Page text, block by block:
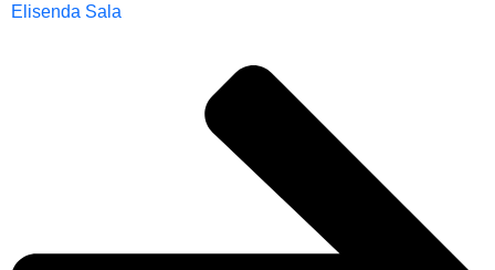
Elisenda Sala